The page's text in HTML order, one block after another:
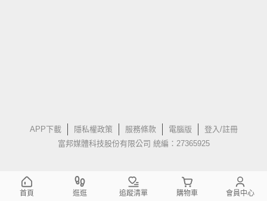
APP下載 隱私權政策 服務條款 電腦版
登入/註冊
富邦媒體科技股份有限公司 統編：27365925
首頁 逛逛 追蹤清單 購物車 會員中心